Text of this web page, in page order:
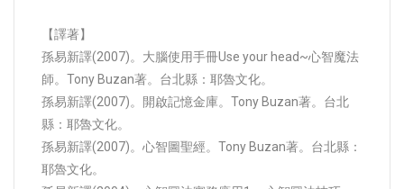
【譯著】
孫易新譯(2007)。大腦使用手冊Use your head~心智魔法
師。Tony Buzan著。台北縣：耶魯文化。
孫易新譯(2007)。開啟記憶金庫。Tony Buzan著。台北
縣：耶魯文化。
孫易新譯(2007)。心智圖聖經。Tony Buzan著。台北縣：
耶魯文化。